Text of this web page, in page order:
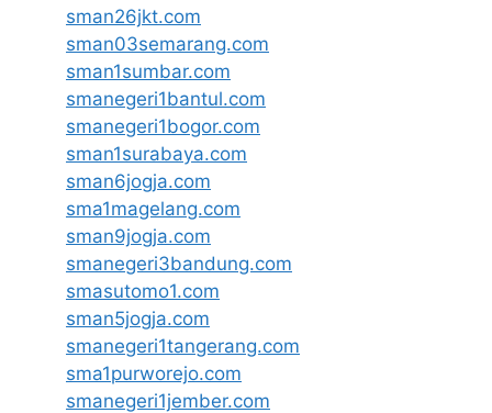
sman26jkt.com
sman03semarang.com
sman1sumbar.com
smanegeri1bantul.com
smanegeri1bogor.com
sman1surabaya.com
sman6jogja.com
sma1magelang.com
sman9jogja.com
smanegeri3bandung.com
smasutomo1.com
sman5jogja.com
smanegeri1tangerang.com
sma1purworejo.com
smanegeri1jember.com